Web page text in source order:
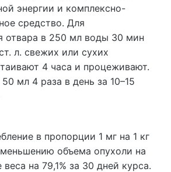
энергии и комплексно-
средство. Для
отвара в 250 мл воды 30 мин
л. свежих или сухих
4 часа и процеживают.
мл 4 раза в день за 10–15
в пропорции 1 мг на 1 кг
объема опухоли на
веса на 79,1% за 30 дней курса.